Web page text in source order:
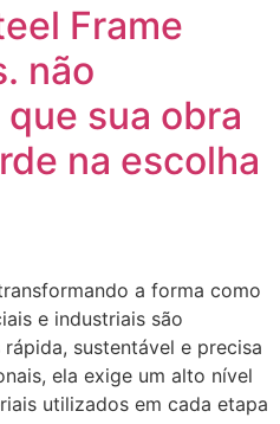
Frame
não
sua obra
na escolha
a forma como
e industriais são
sustentável e precisa
ela exige um alto nível
utilizados em cada etapa